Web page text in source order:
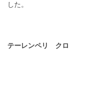
した。
テーレンペリ クロ